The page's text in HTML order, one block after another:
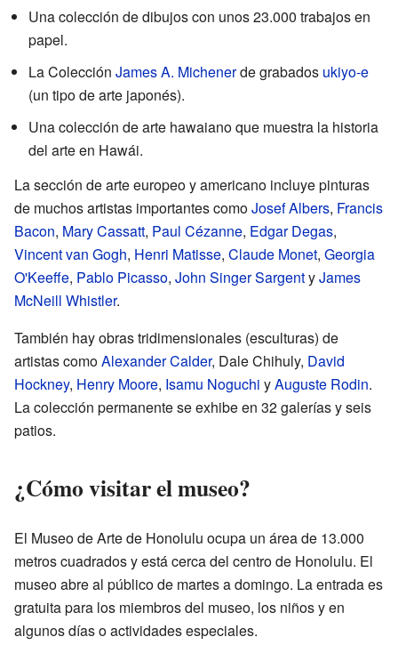
Una colección de dibujos con unos 23.000 trabajos en
papel.
La Colección James A. Michenerde grabados ukiyo-e
(un tipo de arte japonés).
Una colección de arte hawaiano que muestra la historia
del arte en Hawái.
La sección de arte europeo y americano incluye pinturas
de muchos artistas importantes comoJosef Albers, Francis
Bacon, Mary Cassatt, Paul Cézanne, Edgar Degas,
Vincent van Gogh, Henri Matisse, Claude Monet, Georgia
O'Keeffe, Pablo Picasso, John Singer SargentyJames
McNeill Whistler.
También hay obras tridimensionales (esculturas) de
artistas comoAlexander Calder, Dale Chihuly, David
Hockney, Henry Moore, Isamu Noguchi yAuguste Rodin.
La colección permanente se exhibe en 32 galerías y seis
patios.
¿Cómo visitar el museo?
El Museo de Arte de Honolulu ocupa un área de 13.000
metros cuadrados y está cerca del centro de Honolulu. El
museo abre al público de martes a domingo. La entrada es
gratuita para los miembros del museo, los niños y en
algunos días o actividades especiales.